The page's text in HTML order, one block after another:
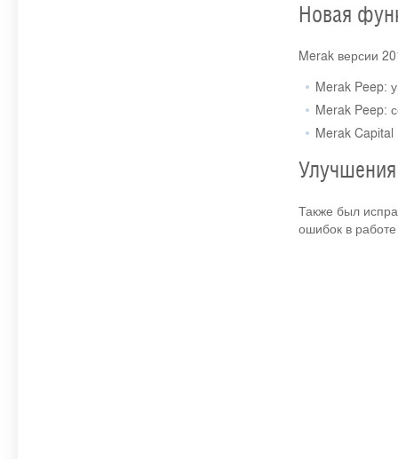
Новая
Merak версии
Merak Peep:
Merak Peep:
Merak Capital
Также был
ошибок в